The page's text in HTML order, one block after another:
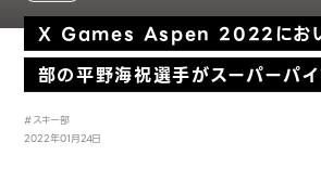
X Games Aspen 2022におい
部の平野海祝選手がスーパーパ
#スキー部
2022年01月24日